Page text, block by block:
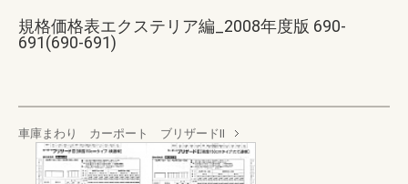
規格価格表エクステリア編_2008年度版 690-
691(690-691)
車庫まわり カーポート ブリザードⅡ